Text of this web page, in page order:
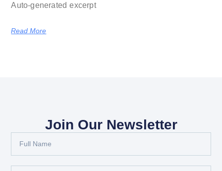
Auto-generated excerpt
Read More
Join Our Newsletter